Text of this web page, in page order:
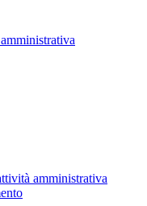
amministrativa